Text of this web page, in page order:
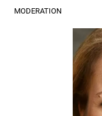
MODERATION